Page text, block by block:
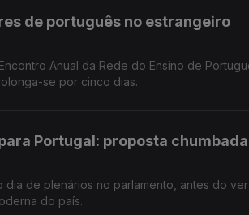
de português no estrangeiro
se por cinco dias.
Portugal: proposta chumbada
de plenários no parlamento, antes do
do país.